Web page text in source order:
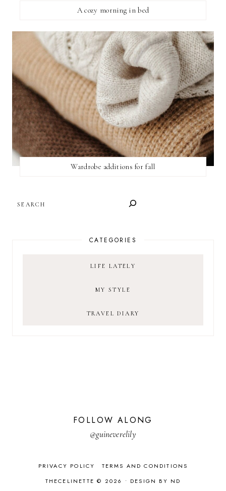
A cozy morning in bed
Wardrobe additions for fall
CATEGORIES
LIFE LATELY
MY STYLE
TRAVEL DIARY
FOLLOW ALONG
@guineverelily
PRIVACY POLICY
TERMS AND CONDITIONS
THECELINETTE © 2026 • DESIGN BY ND